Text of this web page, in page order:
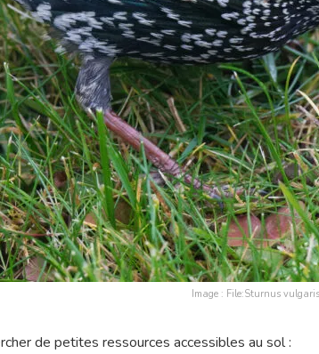
Image : File:Sturnus
de petites ressources accessibles au sol :